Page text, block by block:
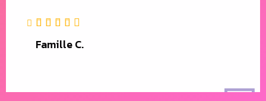
même si je ne devrais pas car le nombre de
Veronique.B